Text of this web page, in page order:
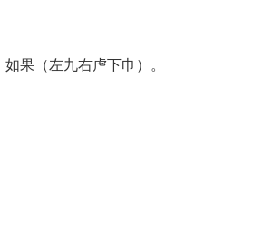
果（左九右虍下巾）。